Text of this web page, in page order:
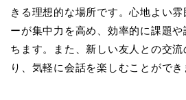
きる理想的な場所です。心地よい
ーが集中力を高め、効率的に課題
ちます。また、新しい友人との交
り、気軽に会話を楽しむことができ